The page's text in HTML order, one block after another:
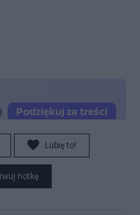
Lubię to!
notkę